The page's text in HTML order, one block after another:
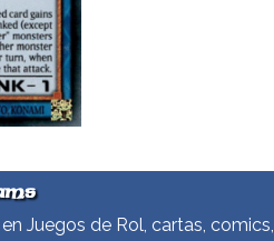
Juegos de Rol, cartas,